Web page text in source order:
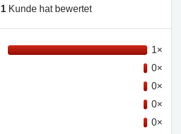
1Kunde hat bewertet
1×
0×
0×
0×
0×